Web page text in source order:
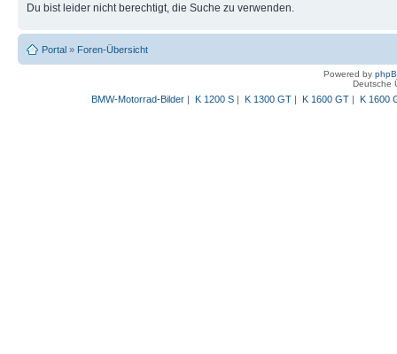
Du bist leider nicht berechtigt, die Suche zu verwenden.
Portal » Foren-Übersicht
Powered by
Deutsche
BMW-Motorrad-Bilder| K 1200 S| K 1300 GT| K 1600 GT| K 1600